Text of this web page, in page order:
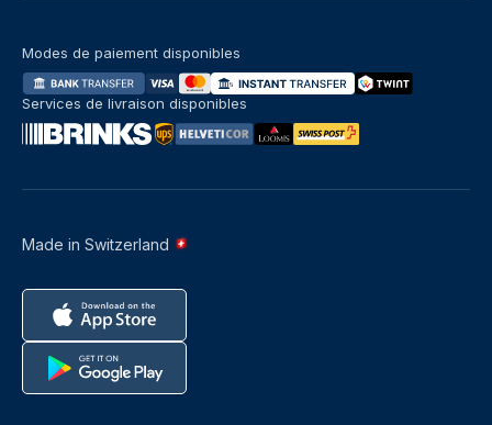
Made in Switzerland
Modes de paiement disponibles
Services de livraison disponibles